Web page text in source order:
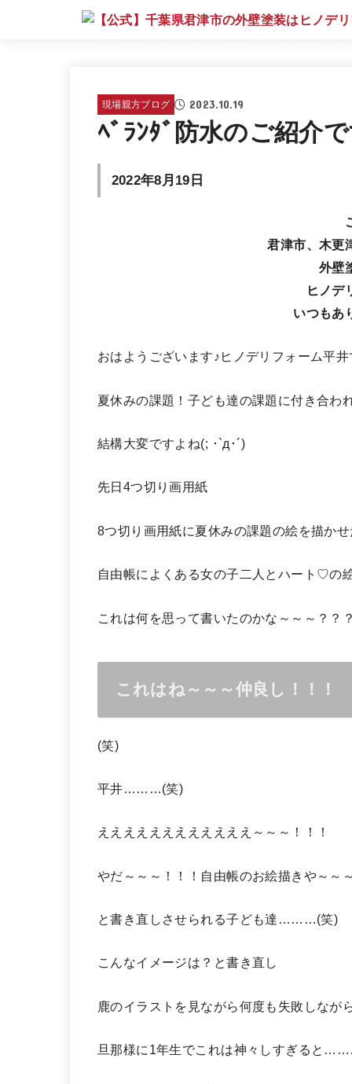
現場親方ブログ 2023.10.19
ﾍﾞﾗﾝﾀﾞ防水のご紹介
2022年8月19日
君津市、木更
外壁
ヒノデ
いつもあ
おはようございます♪ヒノデリフォーム平井
夏休みの課題！子ども達の課題に付き合わ
結構大変ですよね(; ･`д･´)
先日4つ切り画用紙
8つ切り画用紙に夏休みの課題の絵を描か
自由帳によくある女の子二人とハート♡
これは何を思って書いたのかな～～～？？
これはね～～～仲良し！！！
(笑)
平井………(笑)
ええええええええええええ～～～！！！
やだ～～～！！！自由帳のお絵描きや～～
と書き直しさせられる子ども達………(笑)
こんなイメージは？と書き直し
鹿のイラストを見ながら何度も失敗しなが
旦那様に1年生でこれは神々しすぎると